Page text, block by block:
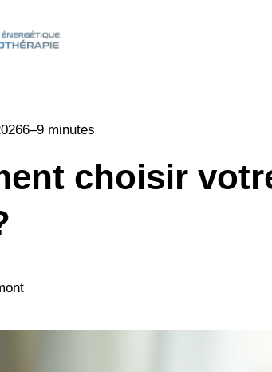
6–9 minutes
choisir